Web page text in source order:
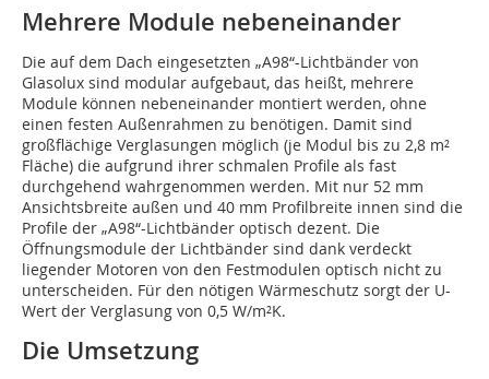
Mehrere Module nebeneinander
Die auf dem Dach eingesetzten „A98“-Lichtbänder von
Glasolux sind modular aufgebaut, das heißt, mehrere
Module können nebeneinander montiert werden, ohne
einen festen Außenrahmen zu benötigen. Damit sind
großflächige Verglasungen möglich (je Modul bis zu 2,8 m²
Fläche) die aufgrund ihrer schmalen Profile als fast
durchgehend wahrgenommen werden. Mit nur 52 mm
Ansichtsbreite außen und 40 mm Profilbreite innen sind die
Profile der „A98“-Lichtbänder optisch dezent. Die
Öffnungsmodule der Lichtbänder sind dank verdeckt
liegender Motoren von den Festmodulen optisch nicht zu
unterscheiden. Für den nötigen Wärmeschutz sorgt der U-
Wert der Verglasung von 0,5 W/m²K.
Die Umsetzung